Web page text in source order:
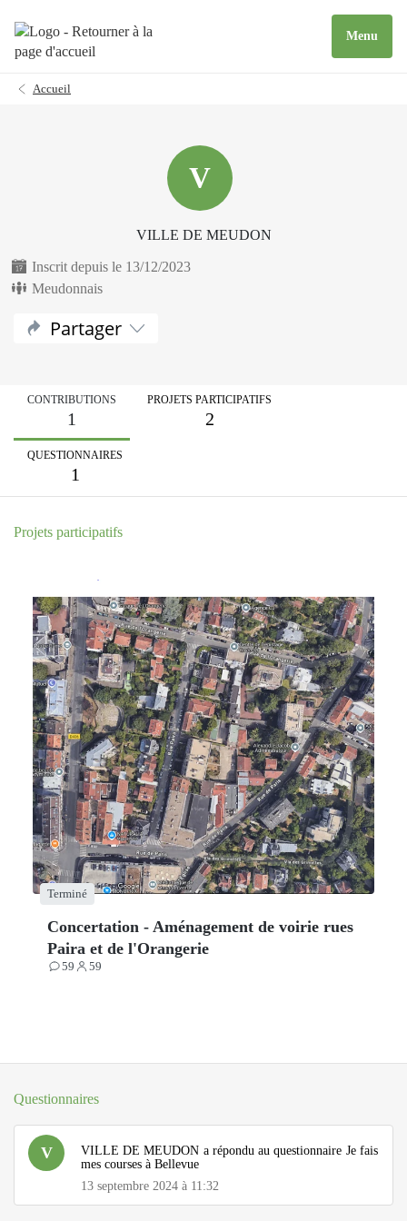
Menu
Accueil
V
VILLE DE MEUDON
Inscrit depuis le 13/12/2023
Meudonnais
Partager
CONTRIBUTIONS
1
PROJETS PARTICIPATIFS
2
QUESTIONNAIRES
1
Projets participatifs
Terminé
Concertation - Aménagement de voirie rues
Paira et de l'Orangerie
59
Contributions
59
Participants
Questionnaires
V VILLE DE MEUDON a répondu au questionnaire Je fais
mes courses à Bellevue
13 septembre 2024 à 11:32